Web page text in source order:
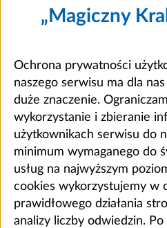
„Magiczny
Ochrona prywatności
naszego serwisu ma dla
duże znaczenie.
wykorzystanie i zbieranie
użytkownikach serwisu do
minimum wymaganego do
usług na najwyższym
cookies wykorzystujemy w
prawidłowego działania
analizy liczby odwiedzin.